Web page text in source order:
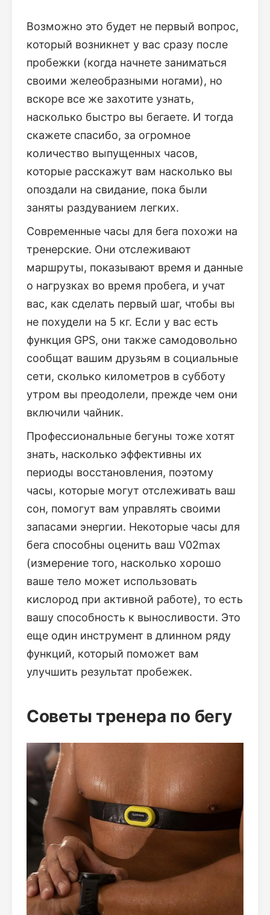
Возможно это будет не первый вопрос,
который возникнет у вас сразу после
пробежки (когда начнете заниматься
своими желеобразными ногами), но
вскоре все же захотите узнать,
насколько быстро вы бегаете. И тогда
скажете спасибо, за огромное
количество выпущенных часов,
которые расскажут вам насколько вы
опоздали на свидание, пока были
заняты раздуванием легких.
Современные часы для бега похожи на
тренерские. Они отслеживают
маршруты, показывают время и данные
о нагрузках во время пробега, и учат
вас, как сделать первый шаг, чтобы вы
не похудели на 5 кг. Если у вас есть
функция GPS, они также самодовольно
сообщат вашим друзьям в социальные
сети, сколько километров в субботу
утром вы преодолели, прежде чем они
включили чайник.
Профессиональные бегуны тоже хотят
знать, насколько эффективны их
периоды восстановления, поэтому
часы, которые могут отслеживать ваш
сон, помогут вам управлять своими
запасами энергии. Некоторые часы для
бега способны оценить ваш V02max
(измерение того, насколько хорошо
ваше тело может использовать
кислород при активной работе), то есть
вашу способность к выносливости. Это
еще один инструмент в длинном ряду
функций, который поможет вам
улучшить результат пробежек.
Советы тренера по бегу